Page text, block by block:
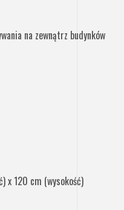
na zewnątrz budynków
x 120 cm (wysokość)